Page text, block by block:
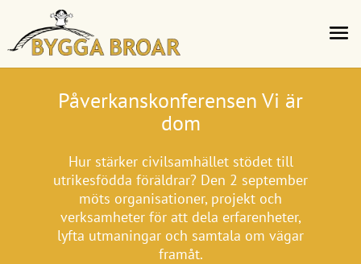
Påverkanskonferensen Vi är
dom
Hur stärker civilsamhället stödet till
utrikesfödda föräldrar? Den 2 september
möts organisationer, projekt och
verksamheter för att dela erfarenheter,
lyfta utmaningar och samtala om vägar
framåt.